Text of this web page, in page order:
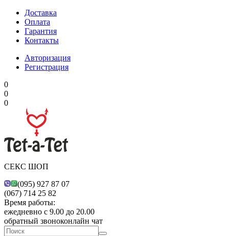
Доставка
Оплата
Гарантия
Контакты
Авторизация
Регистрация
0
0
0
СЕКС ШОП
(095) 927 87 07
(067) 714 25 82
Время работы:
ежедневно с 9.00 до 20.00
обратный звоноконлайн чат